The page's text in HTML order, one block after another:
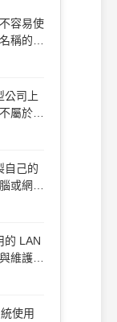
容易使
稱的服
換為
公司上
屬於寬
自己的
或網路
的 LAN
維護？
使用